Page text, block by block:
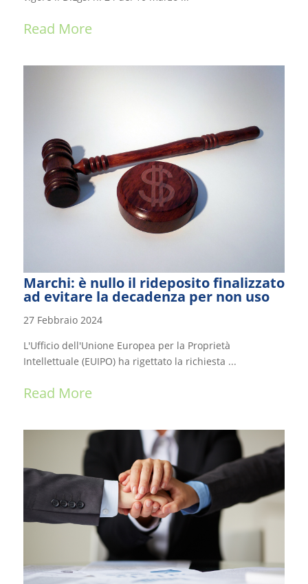
Read More
Marchi: è nullo il rideposito finalizzato
ad evitare la decadenza per non uso
27 Febbraio 2024
L'Ufficio dell'Unione Europea per la Proprietà
Intellettuale (EUIPO) ha rigettato la richiesta ...
Read More